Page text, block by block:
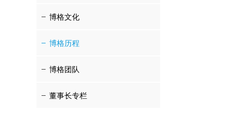
博格文化
博格历程
博格团队
董事长专栏